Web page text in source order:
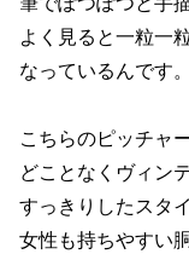
よく見ると一粒一
なっているんです。
こちらのピッチャー
どことなくヴィン
すっきりしたスタイ
女性も持ちやすい